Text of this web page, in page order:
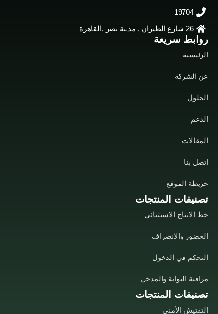
تصنيفات المنتجات
التفتيش الأمني
تصنيفات المنتجات
خط الانتاج الاستثنائي
الحضور والانصراف
التحكم في الدخول
مراقبة البوابة والمدخل
روابط سريعة
الرئيسية
عن الشركة
الحلول
الدعم
المقالات
اتصل بنا
خريطة الموقع
19704
26 شارع الطيران , مدينة نصر ,القاهرة